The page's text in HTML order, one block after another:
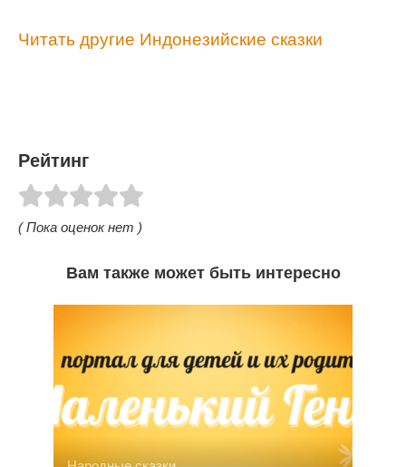
Читать другие Индонезийские сказки
Рейтинг
( Пока оценок нет )
Вам также может быть интересно